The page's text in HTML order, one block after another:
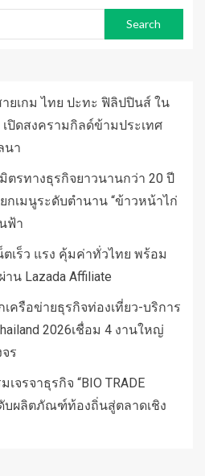
ายเกม ไทย ปะทะ ฟิลิปปินส์ ใน
เปิดสงครามกิลด์ข้ามประเทศ
นา
มิตรทางธุรกิจยาวนานกว่า 20 ปี
กเมนูระดับตำนาน “ข้าวหน้าไก่
ฟ้า
ตเร็ว แรง คุ้มค่าทั่วไทย พร้อม
น Lazada Affiliate
ครือข่ายธุรกิจท่องเที่ยว-บริการ
2026เชื่อม 4 งานใหญ่
ร
จรจาธุรกิจ “BIO TRADE
ดับผลิตภัณฑ์ท้องถิ่นสู่ตลาดเชิง